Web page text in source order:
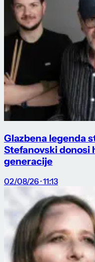
Glazbena legenda
Stefanovski donosi
generacije
02/08/26 · 11:13